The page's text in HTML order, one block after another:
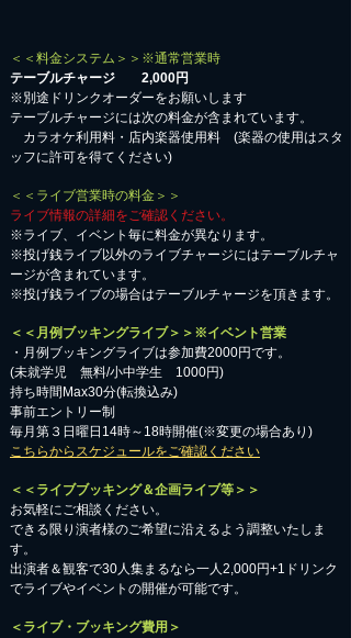
＜＜料金システム＞＞※通常営業時
テーブルチャージ 2,000円
※別途ドリンクオーダーをお願いします
テーブルチャージには次の料金が含まれています。
カラオケ利用料・店内楽器使用料 (楽器の使用はスタ
ッフに許可を得てください)
＜＜ライブ営業時の料金＞＞
ライブ情報の詳細をご確認ください。
※ライブ、イベント毎に料金が異なります。
※投げ銭ライブ以外のライブチャージにはテーブルチャ
ージが含まれています。
※投げ銭ライブの場合はテーブルチャージを頂きます。
＜＜月例ブッキングライブ＞＞※イベント営業
・月例ブッキングライブは参加費2000円です。
​(未就学児 無料/小中学生 1000円)
持ち時間Max30分(転換込み)
事前エントリー制
毎月第３日曜日14時～18時開催(※変更の場合あり)
こちらからスケジュールをご確認ください
＜＜ライブブッキング＆企画ライブ等＞＞
お気軽にご相談ください。​
​できる限り演者様のご希望に沿えるよう調整いたしま
す。
出演者＆観客で30人集まるなら一人2,000円+1ドリンク
でライブやイベントの開催が可能です。
＜ライブ・ブッキング費用＞